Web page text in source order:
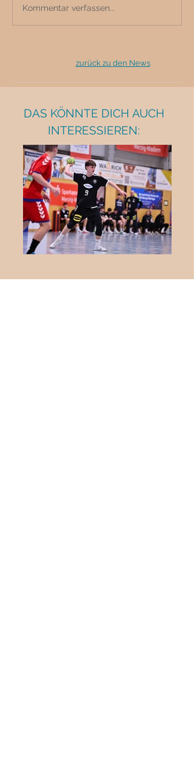
Kommentar verfassen...
zurück zu den News
DAS KÖNNTE DICH AUCH
INTERESSIEREN: